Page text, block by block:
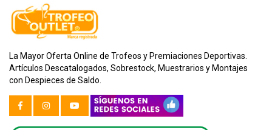
La Mayor Oferta Online de Trofeos y Premiaciones Deportivas.
Artículos Descatalogados, Sobrestock, Muestrarios y Montajes
con Despieces de Saldo.